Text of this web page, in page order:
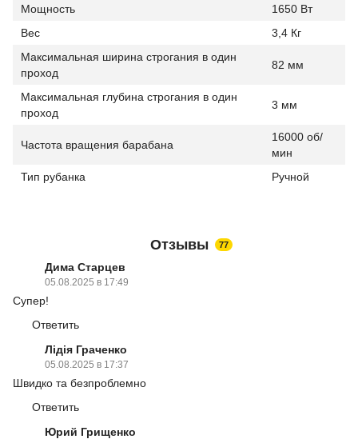
Мощность
1650 Вт
Вес
3,4 Кг
Максимальная ширина строгания в один
проход
82 мм
Максимальная глубина строгания в один
проход
3 мм
Частота вращения барабана
16000 об/
мин
Тип рубанка
Ручной
Отзывы 77
Дима Старцев
05.08.2025 в 17:49
Супер!
Ответить
Лідія Граченко
05.08.2025 в 17:37
Швидко та безпроблемно
Ответить
Юрий Грищенко